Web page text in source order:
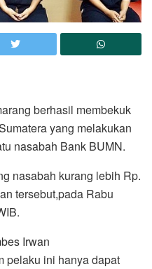
berhasil membekuk
yang melakukan
nasabah Bank BUMN.
nasabah kurang lebih Rp.
tersebut,pada Rabu
Irwan
pelaku ini hanya dapat